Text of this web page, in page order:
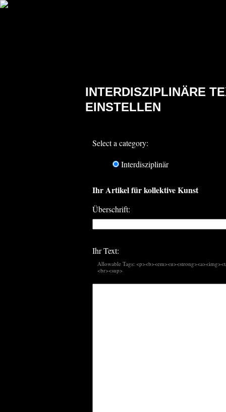
INTERDISZIPLINÄRE
EINSTELLEN
Select a category:
Interdisziplinär
Ihr Artikel für kollektive Kunst
Überschrift:
Ihr Text:
Allowable Tags:
<br><sup>